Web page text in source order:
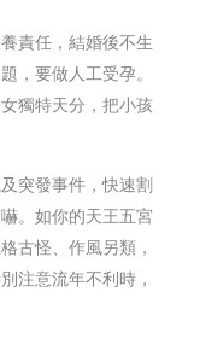
責任，結婚後不生
，要做人工受孕。
獨特天分，把小孩
突發事件，快速割
。如你的天王五宮
古怪、作風另類，
注意流年不利時，